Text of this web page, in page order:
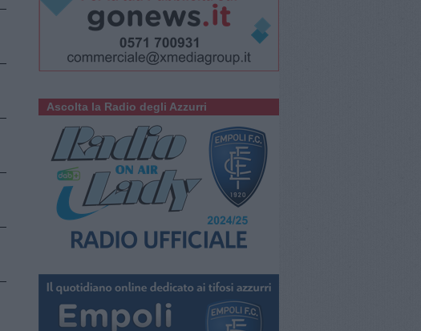
Ascolta la Radio degli Azzurri